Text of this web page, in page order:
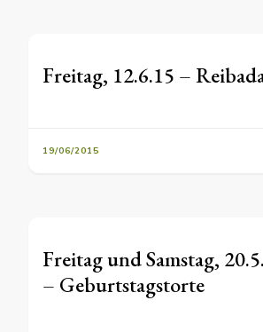
Freitag, 12.6.15 –
19/06/2015
Freitag und Samstag,
– Geburtstagstorte